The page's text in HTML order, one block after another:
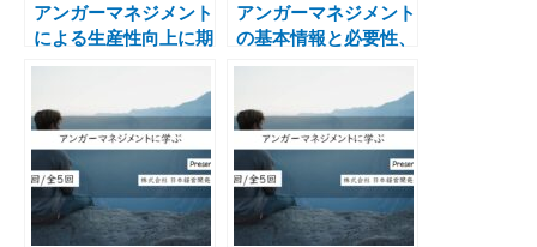
アンガーマネジメント
による生産性向上に期
待
アンガーマネジメント
の基本情報と必要性、
仕事でどのように活き